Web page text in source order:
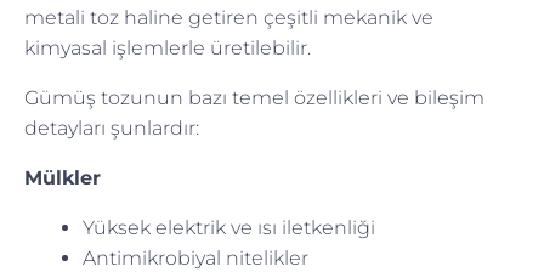
metali toz haline getiren çeşitli mekanik ve
kimyasal işlemlerle üretilebilir.
Gümüş tozunun bazı temel özellikleri ve bileşim
detayları şunlardır:
Mülkler
Yüksek elektrik ve ısı iletkenliği
Antimikrobiyal nitelikler